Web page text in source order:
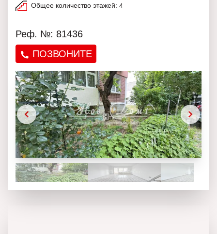
Общее количество этажей: 4
Реф. №: 81436
ПОЗВОНИТЕ